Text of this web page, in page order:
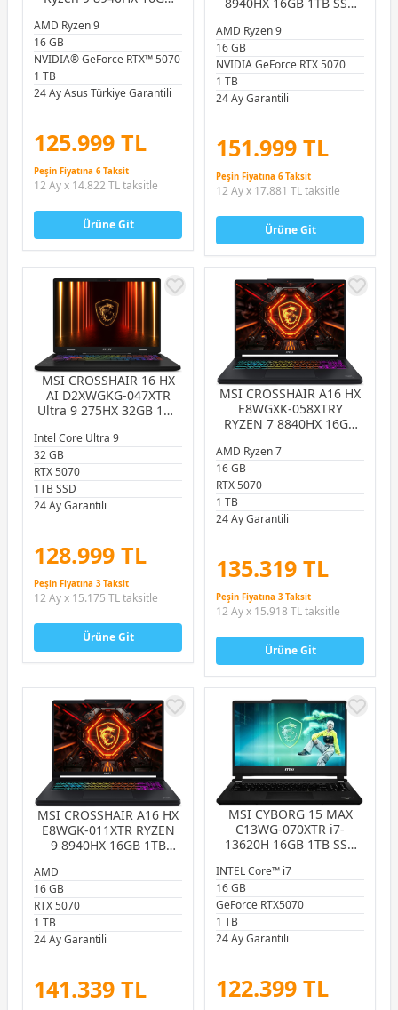
5070 8GB 16.0″ 165Hz
FreeDOS Gaming
Notebook
AMD Ryzen 9
16 GB
NVIDIA® GeForce RTX™ 5070
1 TB
24 Ay Asus Türkiye Garantili
125.999 TL
Peşin Fiyatına 6 Taksit
12 Ay x 14.822 TL taksitle
Ürüne Git
WUXGA 165Hz
FREEDOS GAMING
NOTEBOOK
AMD Ryzen 9
16 GB
NVIDIA GeForce RTX 5070
1 TB
24 Ay Garantili
151.999 TL
Peşin Fiyatına 6 Taksit
12 Ay x 17.881 TL taksitle
Ürüne Git
MSI CROSSHAIR 16 HX
AI D2XWGKG-047XTR
Ultra 9 275HX 32GB 1TB
16.0″ QHD+ 240Hz
FreeDOS Gaming
Notebook
Intel Core Ultra 9
32 GB
RTX 5070
1TB SSD
24 Ay Garantili
128.999 TL
Peşin Fiyatına 3 Taksit
12 Ay x 15.175 TL taksitle
Ürüne Git
MSI CROSSHAIR A16 HX
E8WGXK-058XTRY
RYZEN 7 8840HX 16GB
16.0″ QHD+ 240HZ
FREEDOS GAMING
NOTEBOOK
AMD Ryzen 7
16 GB
RTX 5070
1 TB
24 Ay Garantili
135.319 TL
Peşin Fiyatına 3 Taksit
12 Ay x 15.918 TL taksitle
Ürüne Git
MSI CROSSHAIR A16 HX
E8WGK-011XTR RYZEN
9 8940HX 16GB 1TB
QHD+ 240HZ FREEDOS
GAMING NOTEBOOK
AMD
16 GB
RTX 5070
1 TB
24 Ay Garantili
141.339 TL
MSI CYBORG 15 MAX
C13WG-070XTR i7-
13620H 16GB 1TB SSD
15.6″ FreeDOS Gaming
INTEL Core™ i7
16 GB
GeForce RTX5070
1 TB
24 Ay Garantili
122.399 TL